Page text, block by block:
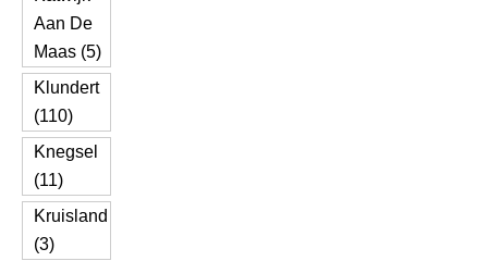
Aan De
Maas (5)
Klundert
(110)
Knegsel
(11)
Kruisland
(3)